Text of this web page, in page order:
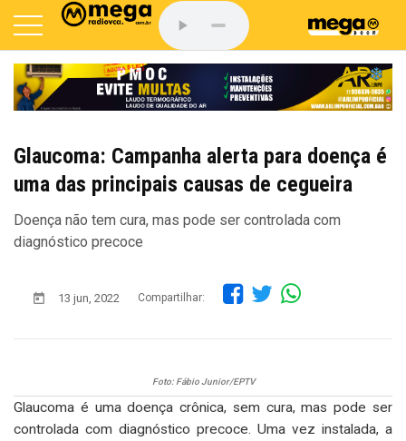
Glaucoma: Campanha alerta para doença é
uma das principais causas de cegueira
Doença não tem cura, mas pode ser controlada com
diagnóstico precoce
13 jun, 2022 Compartilhar:
Foto: Fábio Junior/EPTV
Glaucoma é uma doença crônica, sem cura, mas pode ser
controlada com diagnóstico precoce. Uma vez instalada, a